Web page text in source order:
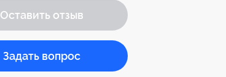
Оставить отзыв
Задать вопрос